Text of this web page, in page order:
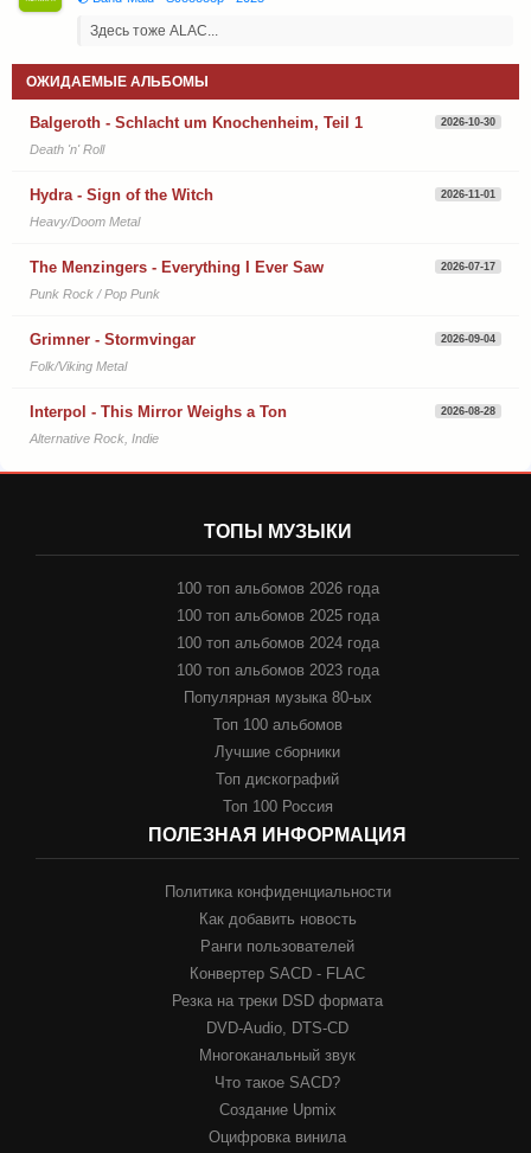
Здесь тоже ALAC...
ОЖИДАЕМЫЕ АЛЬБОМЫ
Balgeroth - Schlacht um Knochenheim, Teil 1 2026-10-30
Death 'n' Roll
Hydra - Sign of the Witch 2026-11-01
Heavy/Doom Metal
The Menzingers - Everything I Ever Saw 2026-07-17
Punk Rock / Pop Punk
Grimner - Stormvingar 2026-09-04
Folk/Viking Metal
Interpol - This Mirror Weighs a Ton 2026-08-28
Alternative Rock, Indie
ТОПЫ МУЗЫКИ
100 топ альбомов 2026 года
100 топ альбомов 2025 года
100 топ альбомов 2024 года
100 топ альбомов 2023 года
Популярная музыка 80-ых
Топ 100 альбомов
Лучшие сборники
Топ дискографий
Топ 100 Россия
ПОЛЕЗНАЯ ИНФОРМАЦИЯ
Политика конфиденциальности
Как добавить новость
Ранги пользователей
Конвертер SACD - FLAC
Резка на треки DSD формата
DVD-Audio, DTS-CD
Многоканальный звук
Что такое SACD?
Создание Upmix
Оцифровка винила